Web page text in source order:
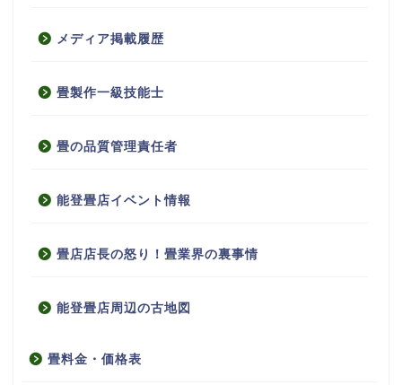
メディア掲載履歴
畳製作一級技能士
畳の品質管理責任者
能登畳店イベント情報
畳店店長の怒り！畳業界の裏事情
能登畳店周辺の古地図
畳料金・価格表